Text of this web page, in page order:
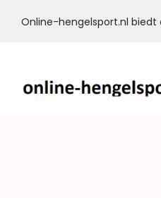
Online-hengelsport.nl biedt